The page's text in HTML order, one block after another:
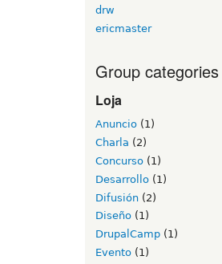
drw
ericmaster
Group categories
Loja
Anuncio (1)
Charla (2)
Concurso (1)
Desarrollo (1)
Difusión (2)
Diseño (1)
DrupalCamp (1)
Evento (1)